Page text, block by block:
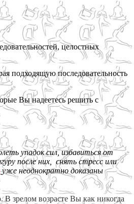
целостных
подходящую последовательность
Вы надеетесь решить с
упадок сил, избавиться от
после них, снять стресс или
уже неоднократно доказаны
зрелом возрасте Вы как никогда